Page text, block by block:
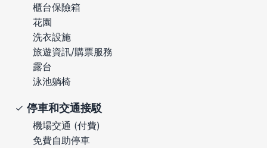
櫃台保險箱
花園
洗衣設施
旅遊資訊/購票服務
露台
泳池躺椅
停車和交通接駁
機場交通 (付費)
免費自助停車